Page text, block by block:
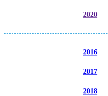
2020
2016
2017
2018